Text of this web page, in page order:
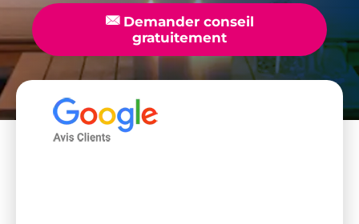
📧Demander conseil
gratuitement